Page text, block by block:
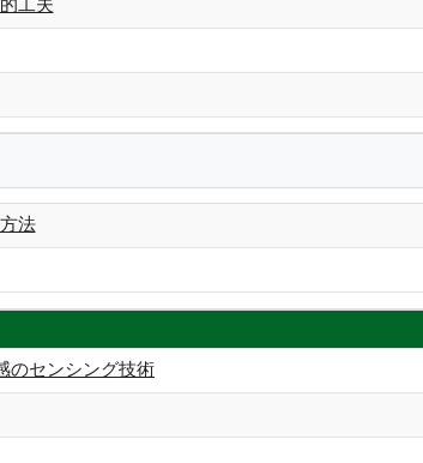
法
のセンシング技術